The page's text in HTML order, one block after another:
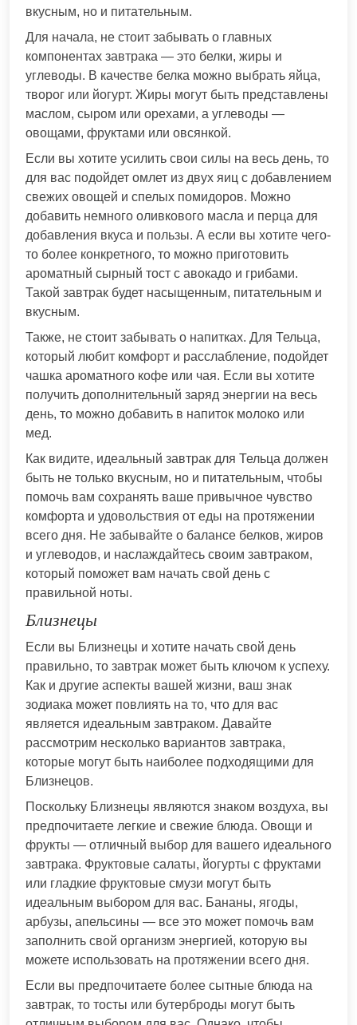
вкусным, но и питательным.
Для начала, не стоит забывать о главных
компонентах завтрака — это белки, жиры и
углеводы. В качестве белка можно выбрать яйца,
творог или йогурт. Жиры могут быть представлены
маслом, сыром или орехами, а углеводы —
овощами, фруктами или овсянкой.
Если вы хотите усилить свои силы на весь день, то
для вас подойдет омлет из двух яиц с добавлением
свежих овощей и спелых помидоров. Можно
добавить немного оливкового масла и перца для
добавления вкуса и пользы. А если вы хотите чего-
то более конкретного, то можно приготовить
ароматный сырный тост с авокадо и грибами.
Такой завтрак будет насыщенным, питательным и
вкусным.
Также, не стоит забывать о напитках. Для Тельца,
который любит комфорт и расслабление, подойдет
чашка ароматного кофе или чая. Если вы хотите
получить дополнительный заряд энергии на весь
день, то можно добавить в напиток молоко или
мед.
Как видите, идеальный завтрак для Тельца должен
быть не только вкусным, но и питательным, чтобы
помочь вам сохранять ваше привычное чувство
комфорта и удовольствия от еды на протяжении
всего дня. Не забывайте о балансе белков, жиров
и углеводов, и наслаждайтесь своим завтраком,
который поможет вам начать свой день с
правильной ноты.
Близнецы
Если вы Близнецы и хотите начать свой день
правильно, то завтрак может быть ключом к успеху.
Как и другие аспекты вашей жизни, ваш знак
зодиака может повлиять на то, что для вас
является идеальным завтраком. Давайте
рассмотрим несколько вариантов завтрака,
которые могут быть наиболее подходящими для
Близнецов.
Поскольку Близнецы являются знаком воздуха, вы
предпочитаете легкие и свежие блюда. Овощи и
фрукты — отличный выбор для вашего идеального
завтрака. Фруктовые салаты, йогурты с фруктами
или гладкие фруктовые смузи могут быть
идеальным выбором для вас. Бананы, ягоды,
арбузы, апельсины — все это может помочь вам
заполнить свой организм энергией, которую вы
можете использовать на протяжении всего дня.
Если вы предпочитаете более сытные блюда на
завтрак, то тосты или бутерброды могут быть